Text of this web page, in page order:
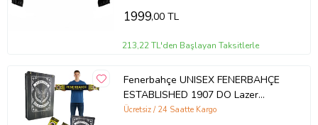
1999,00 TL
213,22 TL'den Başlayan Taksitlerle
Fenerbahçe UNISEX FENERBAHÇE
ESTABLISHED 1907 DO Lazer
Hediyelik Kutu (Sarı-Lacivert)
Ücretsiz / 24 Saatte Kargo